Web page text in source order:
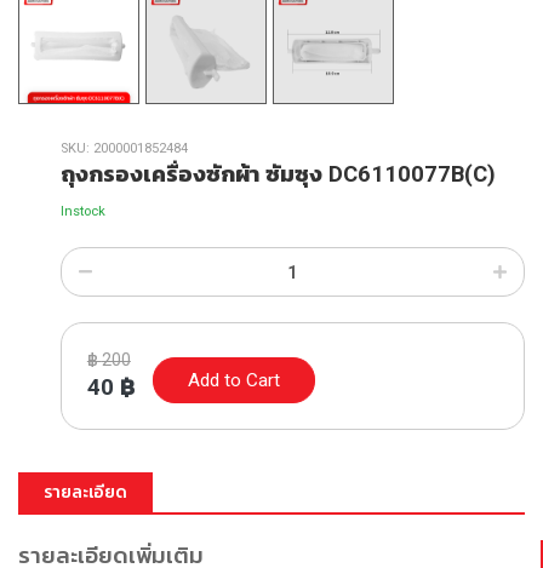
SKU: 2000001852484
ถุงกรองเครื่องซักผ้า ซัมซุง DC6110077B(C)
Instock
฿200
40 ฿ Add to Cart
รายละเอียด
รายละเอียดเพิ่มเติม